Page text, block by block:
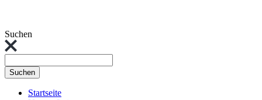
Suchen
Suchen
Startseite